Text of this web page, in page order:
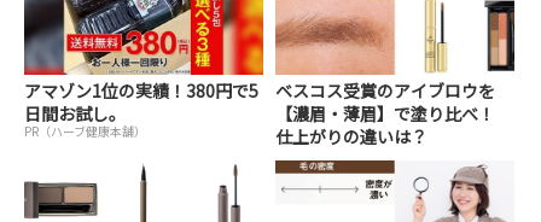
アマゾン1位の実績！380円で5
日間お試し。
PR（ハーブ健康本舗）
ベスコス受賞のアイブロウを
【濃眉・薄眉】で塗り比べ！
仕上がりの違いは？